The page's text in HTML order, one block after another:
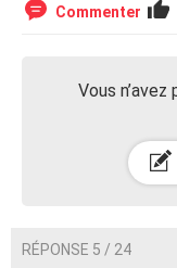
Commenter
Vous
RÉPONSE 5 / 24